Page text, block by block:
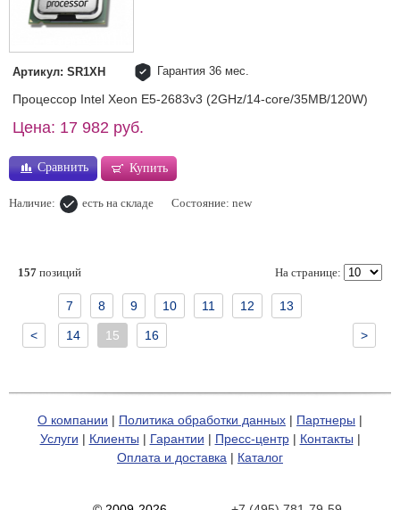
Артикул: SR1XH Гарантия 36 мес.
Процессор Intel Xeon E5-2683v3 (2GHz/14-core/35MB/120W)
Цена: 17 982 руб.
Сравнить Купить
Наличие: есть на складе Состояние: new
157 позиций
<
7 8 9 10 11 12 13
14 15 16 >
На странице:
О компании | Политика обработки данных | Партнеры |
Услуги | Клиенты | Гарантии | Пресс-центр| Контакты |
Оплата и доставка | Каталог